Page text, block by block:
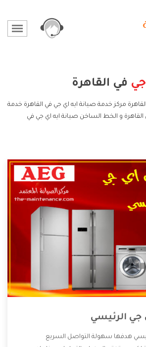
جي في القاهرة
مركز خدمة صيانة ايه اي جي في القاهرة خدمة
و الخط الساخن صيانة ايه اي جي في
جي الرئيسي
هدفها سهولة التواصل السريع